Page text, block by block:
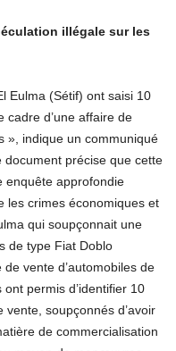
illégale sur les
Eulma (Sétif) ont saisi 10
cadre d’une affaire de
», indique un communiqué
document précise que cette
enquête approfondie
les crimes économiques et
qui soupçonnait une
de type Fiat Doblo
vente d’automobiles de
permis d’identifier 10
soupçonnés d’avoir
de commercialisation